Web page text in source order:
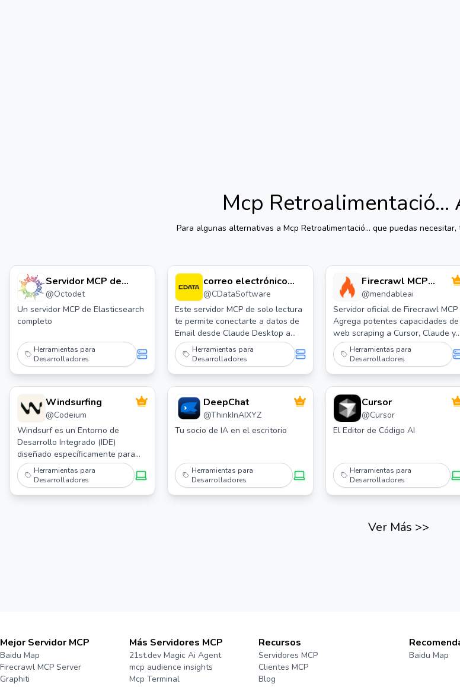
Mcp Retroalimentació...
Para algunas alternativas a Mcp Retroalimentació... que puedas
Servidor MCP de
Elasticsearch Octodet
@Octodet
Un servidor MCP de Elasticsearch
completo
Herramientas para
Desarrolladores
correo electrónico
servidor mcp por
cdata
@CDataSoftware
Este servidor MCP de solo lectura
te permite conectarte a datos de
Email desde Claude Desktop a
través de los controladores JDBC
de CData. Servidores de
lectura/escritura gratuitos (beta)
https://www.cdata.com/solutions/mcp
Herramientas para
Desarrolladores
Firecrawl MCP
Servidor
@mendableai
Servidor oficial de Firecrawl MCP
Agrega potentes capacidades de
web scraping a Cursor, Claude y
cualquier otro cliente LLM.
Herramientas para
Desarrolladores
Windsurfing
@Codeium
Windsurf es un Entorno de
Desarrollo Integrado (IDE)
diseñado específicamente para
mejorar las experiencias de
codificación aprovechando las
capacidades de la inteligencia
Herramientas para
Desarrolladores
DeepChat
@ThinkInAIXYZ
Tu socio de IA en el escritorio
Herramientas para
Desarrolladores
Cursor
@Cursor
El Editor de Código AI
Herramientas para
Desarrolladores
Ver Más >>
Mejor Servidor MCP
Baidu Map
Firecrawl MCP Server
Graphiti
Más Servidores MCP
21st.dev Magic Ai Agent
mcp audience insights
Mcp Terminal
Recursos
Servidores MCP
Clientes MCP
Blog
Baidu Map